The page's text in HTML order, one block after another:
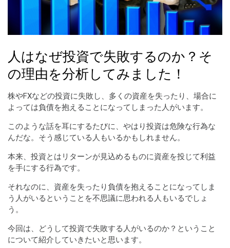
人はなぜ投資で失敗するのか？そ
の理由を分析してみました！
株やFXなどの投資に失敗し、多くの資産を失ったり、場合に
よっては負債を抱えることになってしまった人がいます。
このような話を耳にするたびに、やはり投資は危険な行為な
んだな。そう感じている人もいるかもしれません。
本来、投資とはリターンが見込めるものに資産を投じて利益
を手にする行為です。
それなのに、資産を失ったり負債を抱えることになってしま
う人がいるということを不思議に思われる人もいるでしょ
う。
今回は、どうして投資で失敗する人がいるのか？ということ
について紹介していきたいと思います。